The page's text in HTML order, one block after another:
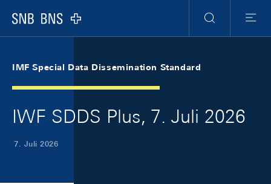
Logo
Suche
Menu
IMF Special Data Dissemination Standard
IWF SDDS Plus, 7. Juli 2026
7. Juli 2026